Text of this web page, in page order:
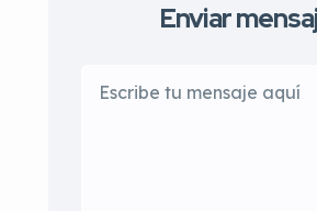
Enviar